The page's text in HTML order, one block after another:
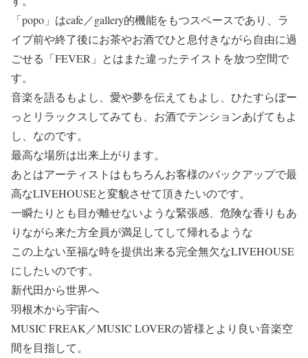
「popo」はcafe／gallery的機能をもつスペースであり、ラ
イブ前や終了後にお茶やお酒でひと息付きながら自由に過
ごせる「FEVER」とはまた違ったテイストを放つ空間で
す。
音楽を語るもよし、愛や夢を伝えてもよし、ひたすらぼー
っとリラックスしてみても、お酒でテンションあげてもよ
し、なのです。
最高な場所は出来上がります。
あとはアーティストはもちろんお客様のバックアップで最
高なLIVEHOUSEと変貌させて頂きたいのです。
一瞬たりとも目が離せないような緊張感、危険な香りもあ
りながら来た方全員が満足してして帰れるような
この上ない至福な時を提供出来る完全無欠なLIVEHOUSE
にしたいのです。
新代田から世界へ
羽根木から宇宙へ
MUSIC FREAK／MUSIC LOVERの皆様とより良い音楽空
間を目指して。